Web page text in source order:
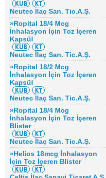
Neutec İlaç San. Tic.A.Ş.
»Ropital 18/4 Mcg
İnhalasyon İçin Toz İçeren
Kapsül
Neutec İlaç San. Tic.A.Ş.
»Ropital 18/2 Mcg
İnhalasyon İçin Toz İçeren
Kapsül
Neutec İlaç San. Tic.A.Ş.
»Ropital 18/4 Mcg
İnhalasyon İçin Toz İçeren
Blister
Neutec İlaç San. Tic.A.Ş.
»Helios 18mcg İnhalasyon
İçin Toz İçeren Blister